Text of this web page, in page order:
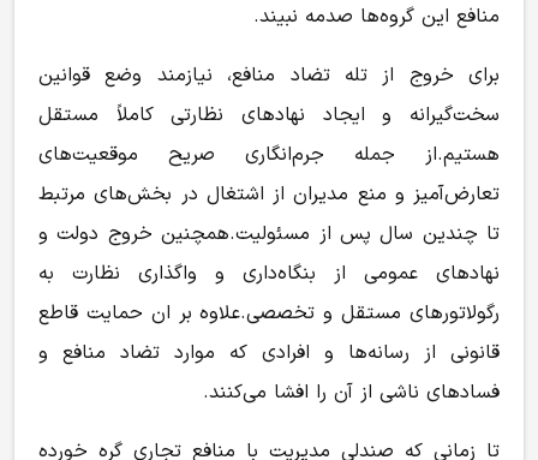
منافع این گروه‌ها صدمه نبیند.
برای خروج از تله‌ تضاد منافع، نیازمند وضع قوانین
سخت‌گیرانه و ایجاد نهادهای نظارتی کاملاً مستقل
هستیم.از جمله جرم‌انگاری صریح موقعیت‌های
تعارض‌آمیز و منع مدیران از اشتغال در بخش‌های مرتبط
تا چندین سال پس از مسئولیت.همچنین خروج دولت و
نهادهای عمومی از بنگاه‌داری و واگذاری نظارت به
رگولاتورهای مستقل و تخصصی.علاوه بر ان حمایت قاطع
قانونی از رسانه‌ها و افرادی که موارد تضاد منافع و
فسادهای ناشی از آن را افشا می‌کنند.
تا زمانی که صندلی مدیریت با منافع تجاری گره خورده